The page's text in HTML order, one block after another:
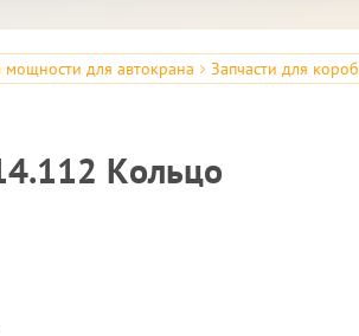
для автокрана Запчасти для
Кольцо